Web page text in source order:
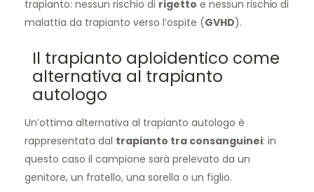
trapianto: nessun rischio di rigetto e nessun rischio di
malattia da trapianto verso l’ospite (GVHD).
Il trapianto aploidentico come
alternativa al trapianto
autologo
Un’ottima alternativa al trapianto autologo è
rappresentata dal trapianto tra consanguinei: in
questo caso il campione sarà prelevato da un
genitore, un fratello, una sorella o un figlio.